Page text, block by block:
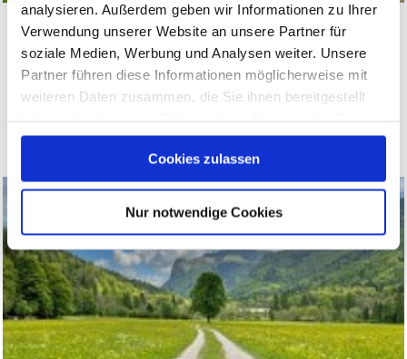
analysieren. Außerdem geben wir Informationen zu Ihrer
Verwendung unserer Website an unsere Partner für
soziale Medien, Werbung und Analysen weiter. Unsere
Partner führen diese Informationen möglicherweise mit
weiteren Daten zusammen, die Sie ihnen bereitgestellt
gesammelt haben.
Cookies zulassen
Nur notwendige Cookies
Station 4, Wegkreuz Innerwald
Kreuz, Kreuzung, durchkreuzt.